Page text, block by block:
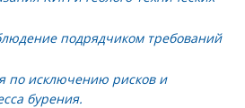
подрядчиком требований
по исключению рисков и
бурения.